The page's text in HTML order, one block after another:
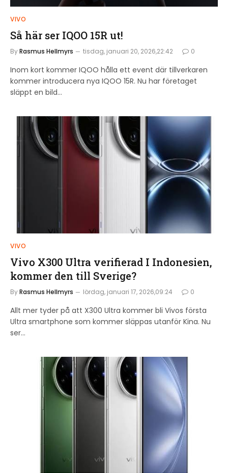
VIVO
Så här ser IQOO 15R ut!
ByRasmus Hellmyrs tisdag, januari 20, 2026,22:42 0
Inom kort kommer IQOO hålla ett event där tillverkaren
kommer introducera nya IQOO 15R. Nu har företaget
släppt en bild…
VIVO
Vivo X300 Ultra verifierad I Indonesien,
kommer den till Sverige?
ByRasmus Hellmyrs lördag, januari 17, 2026,09:24 0
Allt mer tyder på att X300 Ultra kommer bli Vivos första
Ultra smartphone som kommer släppas utanför Kina. Nu
ser…